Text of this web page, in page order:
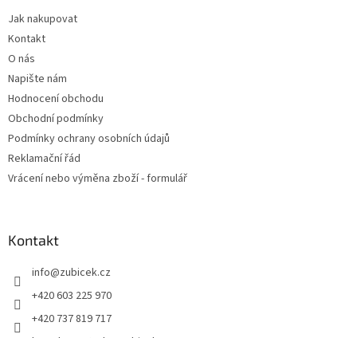
Jak nakupovat
Kontakt
O nás
Napište nám
Hodnocení obchodu
Obchodní podmínky
Podmínky ochrany osobních údajů
Reklamační řád
Vrácení nebo výměna zboží - formulář
Kontakt
info@zubicek.cz
+420 603 225 970
+420 737 819 717